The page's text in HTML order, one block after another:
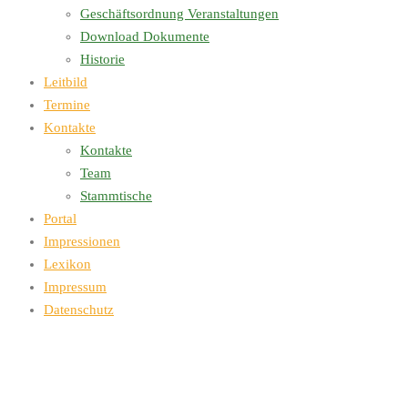
Geschäftsordnung Veranstaltungen
Download Dokumente
Historie
Leitbild
Termine
Kontakte
Kontakte
Team
Stammtische
Portal
Impressionen
Lexikon
Impressum
Datenschutz